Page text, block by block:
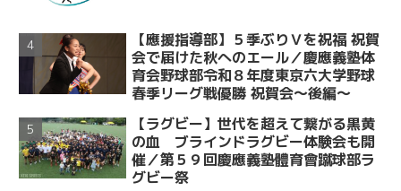
【應援指導部】５季ぶりＶを祝福 祝賀
会で届けた秋へのエール／慶應義塾体
育会野球部令和８年度東京六大学野球
春季リーグ戦優勝 祝賀会～後編～
【ラグビー】世代を超えて繋がる黒黄
の血 ブラインドラグビー体験会も開
催／第５９回慶應義塾體育會蹴球部ラ
グビー祭